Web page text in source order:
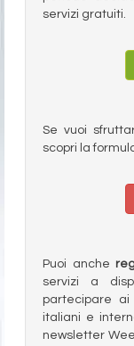
servizi gratuiti.
Se vuoi
scopri la
Puoi anche
servizi a
partecipare
italiani e
newsletter